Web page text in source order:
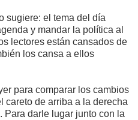
sugiere: el tema del día
y mandar la política al
lectores están cansados de
los cansa a ellos
para comparar los cambios
careto de arriba a la derecha
Para darle lugar junto con la